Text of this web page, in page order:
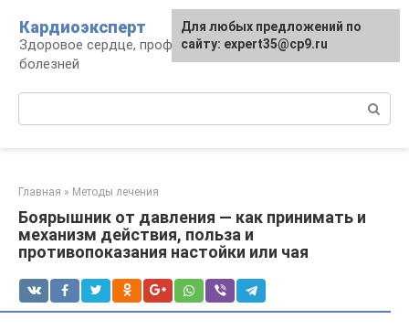
контенту
Кардиоэксперт
Здоровое сердце, профилактика и лечение
болезней
Главная » Методы лечения
Боярышник от давления — как принимать и
механизм действия, польза и
противопоказания настойки или чая
Для любых предложений по
сайту: expert35@cp9.ru